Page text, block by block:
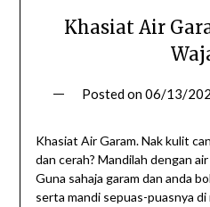
Khasiat Air
Posted on06/13/
Khasiat Air Garam. Nak kulit
dan cerah? Mandilah dengan
Guna sahaja garam dan anda
serta mandi sepuas-puasnya